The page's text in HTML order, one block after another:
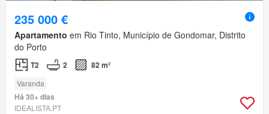
235 000 €
Apartamento em Rio Tinto, Município de Gondomar, Distrito
do Porto
T2 2 82 m²
Varanda
Há 30+ dias
IDEALISTA.PT